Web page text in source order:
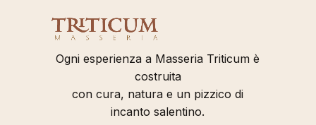
Ogni esperienza a Masseria Triticum è
costruita
con cura, natura e un pizzico di
incanto salentino.